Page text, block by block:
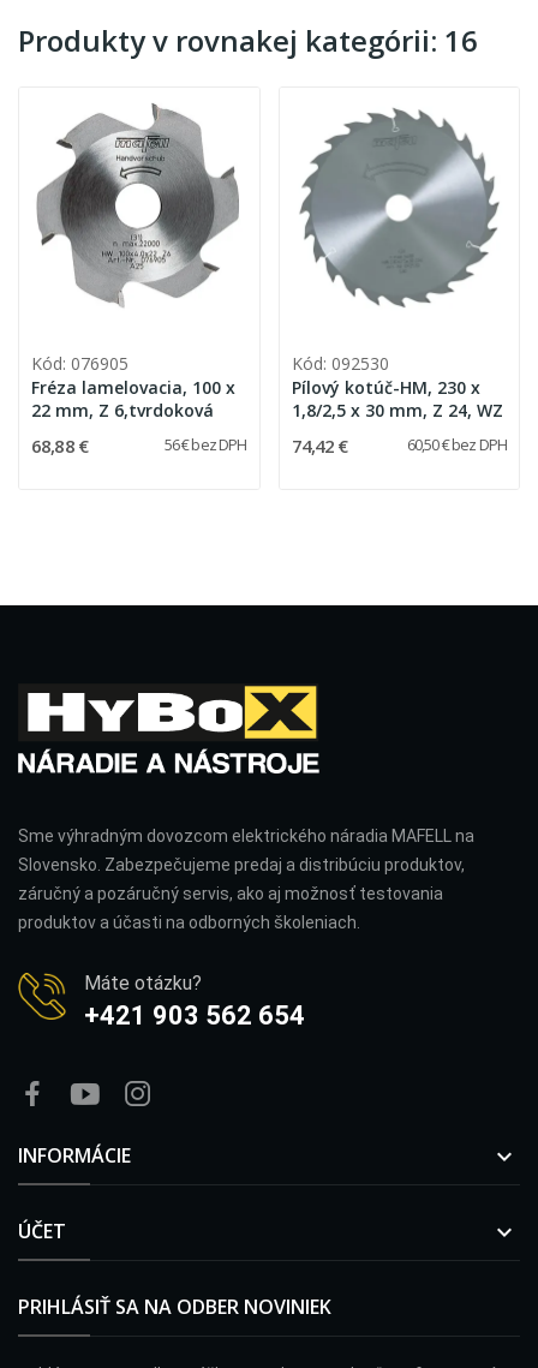
Produkty v rovnakej kategórii: 16
Kód: 076905
Fréza lamelovacia, 100 x
22 mm, Z 6,tvrdoková
68,88 € 56 € bez DPH
Kód: 092530
Pílový kotúč-HM, 230 x
1,8/2,5 x 30 mm, Z 24, WZ
74,42 € 60,50 € bez DPH
Sme výhradným dovozcom elektrického náradia MAFELL na
Slovensko. Zabezpečujeme predaj a distribúciu produktov,
záručný a pozáručný servis, ako aj možnosť testovania
produktov a účasti na odborných školeniach.
Máte otázku?
+421 903 562 654
INFORMÁCIE 
ÚČET 
PRIHLÁSIŤ SA NA ODBER NOVINIEK